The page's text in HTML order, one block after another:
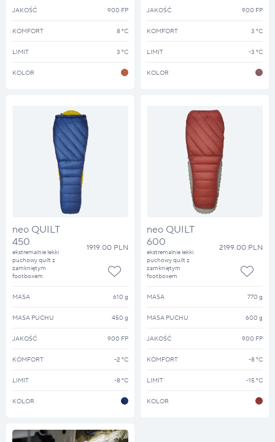
JAKOŚĆ 900 FP
KOMFORT 8 °C
LIMIT 3 °C
KOLOR
JAKOŚĆ 900 FP
KOMFORT 3 °C
LIMIT -3 °C
KOLOR
1919.00 PLN
neo QUILT
450
ekstremalnie lekki
puchowy quilt z
zamkniętym
footboxem
JAKOŚĆ 900 FP
KOMFORT -2 °C
LIMIT -8 °C
MASA 610 g
MASA PUCHU 450 g
KOLOR
2199.00 PLN
neo QUILT
600
ekstremalnie lekki
puchowy quilt z
zamkniętym
footboxem
JAKOŚĆ 900 FP
KOMFORT -8 °C
LIMIT -15 °C
MASA 770 g
MASA PUCHU 600 g
KOLOR